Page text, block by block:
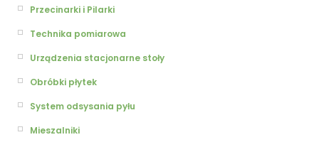
Przecinarki i Pilarki
Technika pomiarowa
Urządzenia stacjonarne stoły
Obróbki płytek
System odsysania pyłu
Mieszalniki